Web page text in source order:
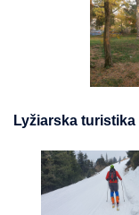
Lyžiarska turistika